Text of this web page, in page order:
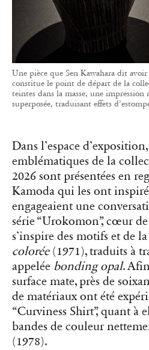
Une pièce que Sen Kawahara dit
constitue le point de départ de la
teintes dans la masse, une
superposée, traduisant effets
Dans l’espace
emblématiques de la
2026 sont présentées en
Kamoda qui les ont
engageaient une
série “Urokomon”, cœur
s’inspire des motifs et de
colorée(1971), traduits à
appelée bonding opal.
surface mate, près de
de matériaux ont été
“Curviness Shirt”, quant à
bandes de couleur
(1978).